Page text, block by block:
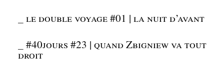
_le double voyage #01 | la nuit d’avant
_#40jours #23 | quand Zbigniew va tout
droit